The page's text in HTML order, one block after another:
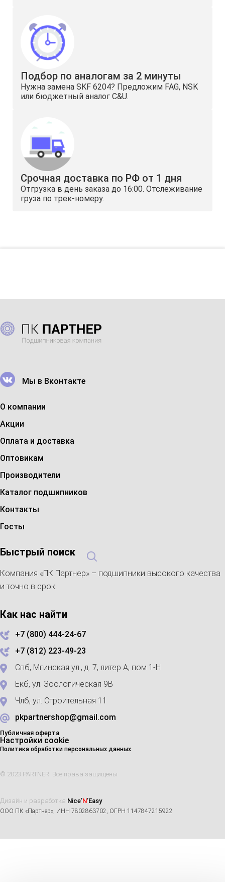
Подбор по аналогам за 2 минуты
Нужна замена SKF 6204? Предложим FAG, NSK
или бюджетный аналог C&U.
Срочная доставка по РФ от 1 дня
Отгрузка в день заказа до 16:00. Отслеживание
груза по трек-номеру.
Хотите уточнить наличие товара:
Контактный телефон
Мы в Вконтакте
О компании
Акции
Оплата и доставка
Оптовикам
Производители
Каталог подшипников
Контакты
Госты
Быстрый поиск
Компания «ПК Партнер» – подшипники высокого качества
и точно в срок!
Как нас найти
+7 (800) 444-24-67
+7 (812) 223-49-23
Спб, Мгинская ул., д. 7, литер А, пом 1-Н
Екб, ул. Зоологическая 9В
Члб, ул. Строительная 11
pkpartnershop@gmail.com
Публичная оферта
Настройки cookie
Политика обработки персональных данных
© 2023 PARTNER. Все права защищены
Дизайн и разработка Nice’N’Easy
ООО ПК «Партнер», ИНН 7802863702, ОГРН 1147847215922